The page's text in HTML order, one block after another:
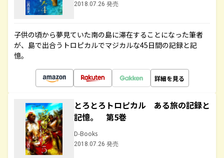
2018.07.26 発売
子供の頃から夢見ていた南の島に滞在することになった筆者
が、島で出合うトロピカルでマジカルな45日間の記録と記
憶。
詳細を見る
とろとろトロピカル ある旅の記録と
記憶。 第5巻
D-Books
2018.07.26 発売